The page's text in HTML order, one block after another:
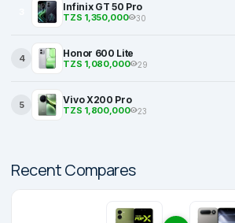
Infinix GT 50 Pro
TZS 1,350,000 30
4 Honor 600 Lite
TZS 1,080,000 29
5 Vivo X200 Pro
TZS 1,800,000 23
Recent Compares